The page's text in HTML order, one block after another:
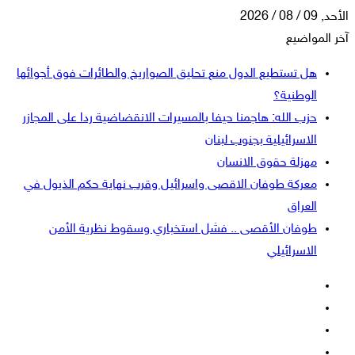
الأحد, 09 / 08 / 2026
آخر المواضيع
هل تستطيع الدول منع تحليق الصواريخ والطائرات فوق أجوائها
الوطنية؟
حزب الله: هاجمنا حيفا بالمسيرات الانقضاضية ردا على المجازر
الاسرائيلية بجنوب لبنان
مهزلة حقوق الانسان
معركة طوفان الاقصى واسرائيل وقرب نهاية حكم الذيول في
العراق
طوفان الأقصى .. فشل استخباري وسقوط نظرية الأمن
الاسرائيلي